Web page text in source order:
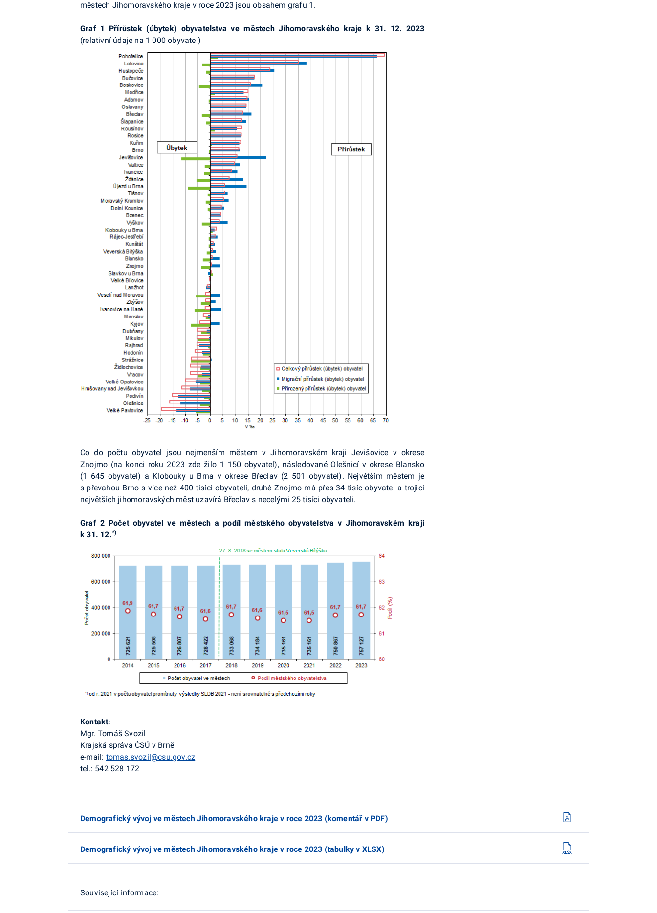
městech Jihomoravského kraje v roce 2023 jsou obsahem grafu 1.
Graf 1 Přírůstek (úbytek) obyvatelstva ve městech Jihomoravského kraje k 31. 12. 2023
(relativní údaje na 1 000 obyvatel)
Co do počtu obyvatel jsou nejmenším městem v Jihomoravském kraji Jevišovice v okrese
Znojmo (na konci roku 2023 zde žilo 1 150 obyvatel), následované Olešnicí v okrese Blansko
(1 645 obyvatel) a Klobouky u Brna v okrese Břeclav (2 501 obyvatel). Největším městem je
s převahou Brno s více než 400 tisíci obyvateli, druhé Znojmo má přes 34 tisíc obyvatel a trojici
největších jihomoravských měst uzavírá Břeclav s necelými 25 tisíci obyvateli.
Graf 2 Počet obyvatel ve městech a podíl městského obyvatelstva v Jihomoravském kraji
k 31. 12.*)
Kontakt:
Mgr. Tomáš Svozil
Krajská správa ČSÚ v Brně
e-mail: tomas.svozil@csu.gov.cz
tel.: 542 528 172
Demografický vývoj ve městech Jihomoravského kraje v roce 2023 (komentář v PDF)
Demografický vývoj ve městech Jihomoravského kraje v roce 2023 (tabulky v XLSX)
Související informace: